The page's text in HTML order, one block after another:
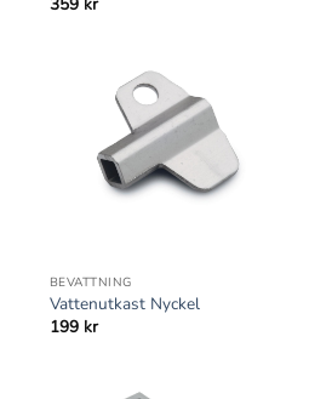
359 kr
BEVATTNING
Vattenutkast Nyckel
199 kr